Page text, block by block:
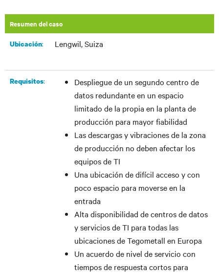
Resumen del caso
​Ubicación:​ Lengwil, Suiza
Requisitos:
Despliegue de un segundo centro de
datos redundante en un espacio
limitado de la propia en la planta de
producción para mayor fiabilidad
Las descargas y vibraciones de la zona
de producción no deben afectar los
equipos de TI
Una ubicación de difícil acceso y con
poco espacio para moverse en la
entrada
Alta disponibilidad de centros de datos
y servicios de TI para todas las
ubicaciones de Tegometall en Europa
Un acuerdo de nivel de servicio con
tiempos de respuesta cortos para